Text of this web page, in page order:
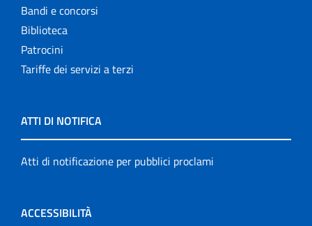
Bandi e concorsi
Biblioteca
Patrocini
Tariffe dei servizi a terzi
ATTI DI NOTIFICA
Atti di notificazione per pubblici proclami
ACCESSIBILITÀ